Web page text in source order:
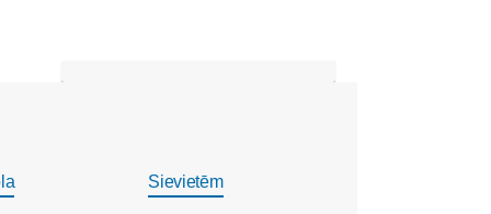
Sievietēm